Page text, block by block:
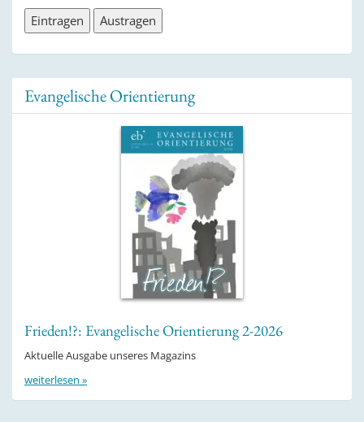
Evangelische Orientierung
Frieden!?: Evangelische Orientierung 2-2026
Aktuelle Ausgabe unseres Magazins
weiterlesen »